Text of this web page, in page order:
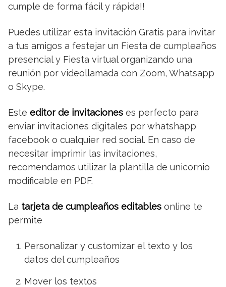
cumple de forma fácil y rápida!!
Puedes utilizar esta invitación Gratis para invitar
a tus amigos a festejar un Fiesta de cumpleaños
presencial y Fiesta virtual organizando una
reunión por videollamada con Zoom, Whatsapp
o Skype.
Este editor de invitaciones es perfecto para
enviar invitaciones digitales por whatshapp
facebook o cualquier red social. En caso de
necesitar imprimir las invitaciones,
recomendamos utilizar la plantilla de unicornio
modificable en PDF.
La tarjeta de cumpleaños editables online te
permite
Personalizar y customizar el texto y los
datos del cumpleaños
Mover los textos